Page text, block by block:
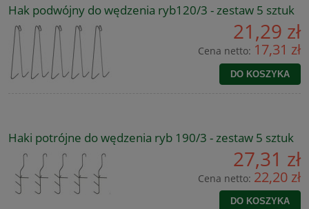
Hak podwójny do wędzenia ryb120/3 - zestaw 5 sztuk
21,29 zł
Cena netto: 17,31 zł
DO KOSZYKA
Haki potrójne do wędzenia ryb 190/3 - zestaw 5 sztuk
27,31 zł
Cena netto: 22,20 zł
DO KOSZYKA